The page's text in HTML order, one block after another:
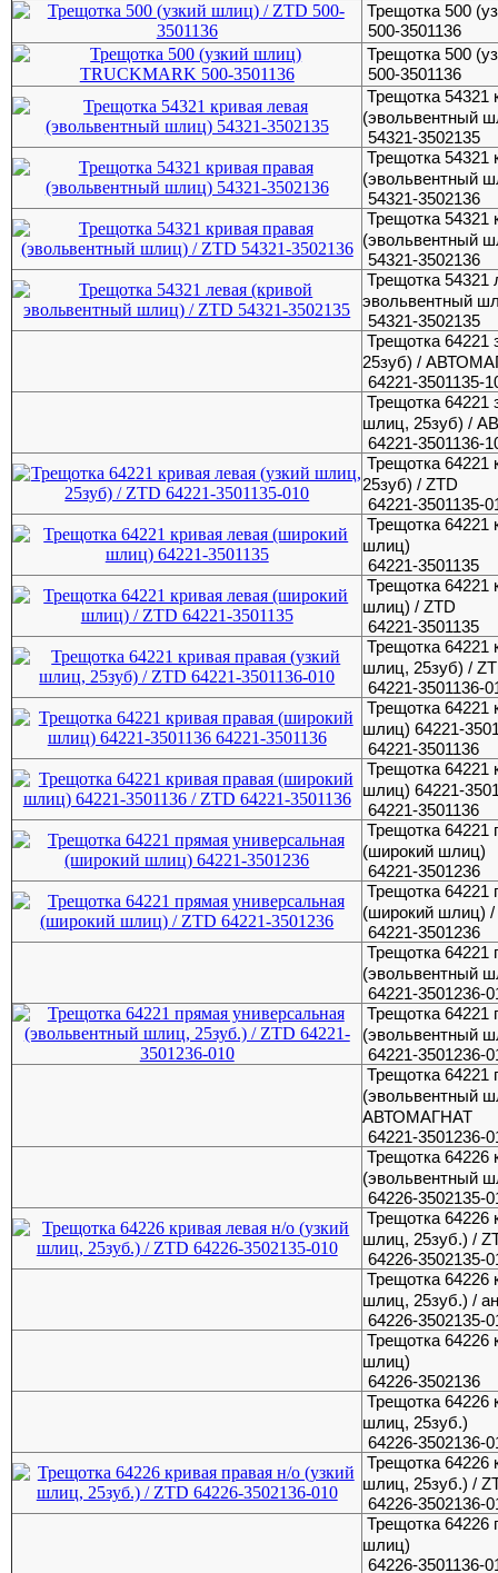
Трещотка 500
500-3501136
Трещотка 500
500-3501136
Трещотка 54321
(эвольвентный
54321-3502135
Трещотка 54321
(эвольвентный
54321-3502136
Трещотка 54321
(эвольвентный
54321-3502136
Трещотка 54321
эвольвентный
54321-3502135
Трещотка 64221
25зуб) /
64221-3501135-
Трещотка 64221
шлиц, 25зуб) /
64221-3501136-
Трещотка 64221
25зуб) / ZTD
64221-3501135-
Трещотка 64221
шлиц)
64221-3501135
Трещотка 64221
шлиц) / ZTD
64221-3501135
Трещотка 64221
шлиц, 25зуб) /
64221-3501136-
Трещотка 64221
шлиц) 64221-
64221-3501136
Трещотка 64221
шлиц) 64221-
64221-3501136
Трещотка 64221
(широкий шлиц)
64221-3501236
Трещотка 64221
(широкий шлиц) /
64221-3501236
Трещотка 64221
(эвольвентный
64221-3501236-
Трещотка 64221
(эвольвентный
64221-3501236-
Трещотка 64221
(эвольвентный
АВТОМАГНАТ
64221-3501236-
Трещотка 64226
(эвольвентный
64226-3502135-
Трещотка 64226
шлиц, 25зуб.) /
64226-3502135-
Трещотка 64226
шлиц, 25зуб.) /
64226-3502135-
Трещотка 64226
шлиц)
64226-3502136
Трещотка 64226
шлиц, 25зуб.)
64226-3502136-
Трещотка 64226
шлиц, 25зуб.) /
64226-3502136-
Трещотка 64226
шлиц)
64226-3501136-